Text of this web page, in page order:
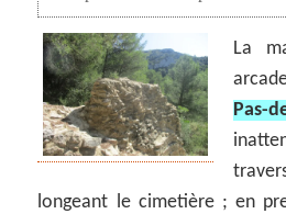
La
Pas-
longeant le cimetière ; en